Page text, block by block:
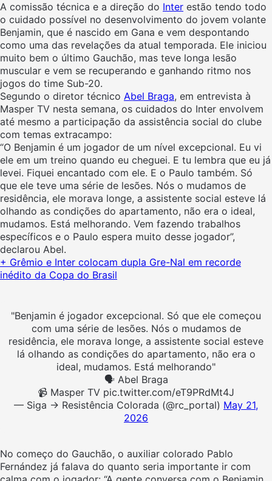
A comissão técnica e a direção do Inter estão tendo todo
o cuidado possível no desenvolvimento do jovem volante
Benjamin, que é nascido em Gana e vem despontando
como uma das revelações da atual temporada. Ele iniciou
muito bem o último Gauchão, mas teve longa lesão
muscular e vem se recuperando e ganhando ritmo nos
jogos do time Sub-20.
Segundo o diretor técnico Abel Braga, em entrevista à
Masper TV nesta semana, os cuidados do Inter envolvem
até mesmo a participação da assistência social do clube
com temas extracampo:
“O Benjamin é um jogador de um nível excepcional. Eu vi
ele em um treino quando eu cheguei. E tu lembra que eu já
levei. Fiquei encantado com ele. E o Paulo também. Só
que ele teve uma série de lesões. Nós o mudamos de
residência, ele morava longe, a assistente social esteve lá
olhando as condições do apartamento, não era o ideal,
mudamos. Está melhorando. Vem fazendo trabalhos
específicos e o Paulo espera muito desse jogador”,
declarou Abel.
+ Grêmio e Inter colocam dupla Gre-Nal em recorde
inédito da Copa do Brasil
"Benjamin é jogador excepcional. Só que ele começou
com uma série de lesões. Nós o mudamos de
residência, ele morava longe, a assistente social esteve
lá olhando as condições do apartamento, não era o
ideal, mudamos. Está melhorando"
🗣️ Abel Braga
📹 Masper TV pic.twitter.com/eT9PRdMt4J
— Siga → Resistência Colorada (@rc_portal) May 21,
2026
No começo do Gauchão, o auxiliar colorado Pablo
Fernández já falava do quanto seria importante ir com